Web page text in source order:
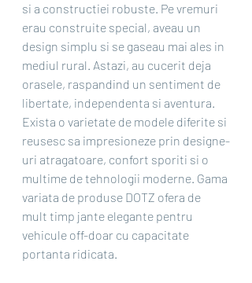
si a constructiei robuste. Pe vremuri
erau construite special, aveau un
design simplu si se gaseau mai ales in
mediul rural. Astazi, au cucerit deja
orasele, raspandind un sentiment de
libertate, independenta si aventura.
Exista o varietate de modele diferite si
reusesc sa impresioneze prin designe-
uri atragatoare, confort sporiti si o
multime de tehnologii moderne. Gama
variata de produse DOTZ ofera de
mult timp jante elegante pentru
vehicule off-doar cu capacitate
portanta ridicata.